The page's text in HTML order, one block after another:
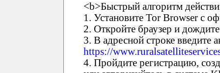
<b>Быстрый алгоритм
1. Установите Tor Browser с
2. Откройте браузер и
3. В адресной строке введите
https://
4. Пройдите регистрацию,